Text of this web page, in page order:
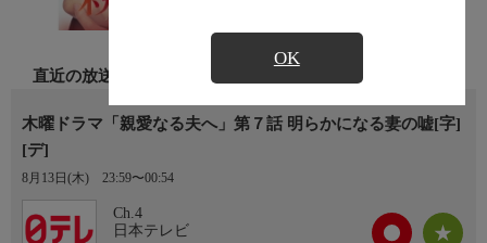
OK
直近の放送
木曜ドラマ「親愛なる夫へ」第７話 明らかになる妻の嘘[字]
[デ]
8月13日(木) 23:59〜00:54
Ch.4
日本テレビ